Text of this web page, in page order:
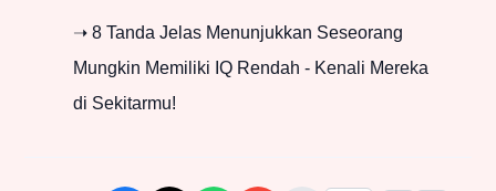
➝ 8 Tanda Jelas Menunjukkan Seseorang
Mungkin Memiliki IQ Rendah - Kenali Mereka
di Sekitarmu!